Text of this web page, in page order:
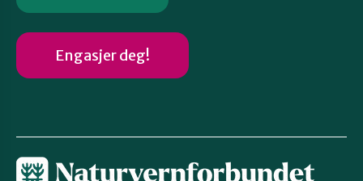
Engasjer deg!